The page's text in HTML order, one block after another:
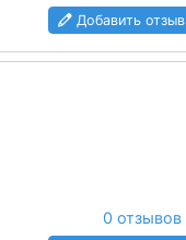
Добавить отзыв
0 отзывов